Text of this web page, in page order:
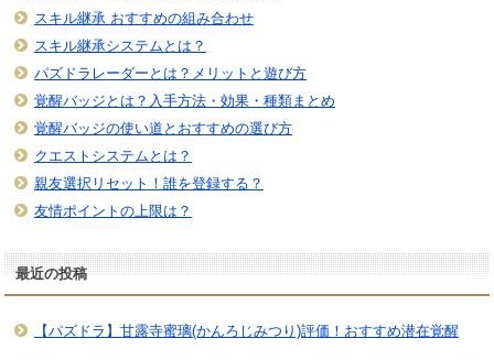
スキル継承 おすすめの組み合わせ
スキル継承システムとは？
パズドラレーダーとは？メリットと遊び方
覚醒バッジとは？入手方法・効果・種類まとめ
覚醒バッジの使い道とおすすめの選び方
クエストシステムとは？
親友選択リセット！誰を登録する？
友情ポイントの上限は？
最近の投稿
【パズドラ】甘露寺蜜璃(かんろじみつり)評価！おすすめ潜在覚醒